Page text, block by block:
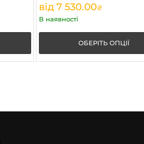
від 7 530.00₴
В наявності
ОБЕРІТЬ ОПЦІЇ